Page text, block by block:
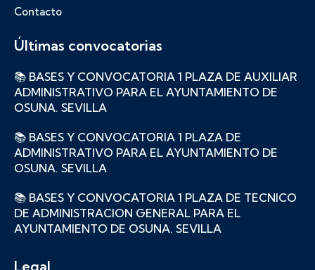
Contacto
Últimas convocatorias
📚 BASES Y CONVOCATORIA 1 PLAZA DE AUXILIAR
ADMINISTRATIVO PARA EL AYUNTAMIENTO DE
OSUNA. SEVILLA
📚 BASES Y CONVOCATORIA 1 PLAZA DE
ADMINISTRATIVO PARA EL AYUNTAMIENTO DE
OSUNA. SEVILLA
📚 BASES Y CONVOCATORIA 1 PLAZA DE TECNICO
DE ADMINISTRACION GENERAL PARA EL
AYUNTAMIENTO DE OSUNA. SEVILLA
Legal